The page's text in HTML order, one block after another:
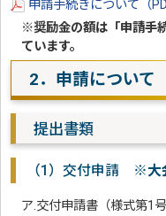
申請手続きについて（
※奨励金の額は「申請手
ています。
2．申請について
提出書類
（1）交付申請 ※大
ア.交付申請書（様式第1